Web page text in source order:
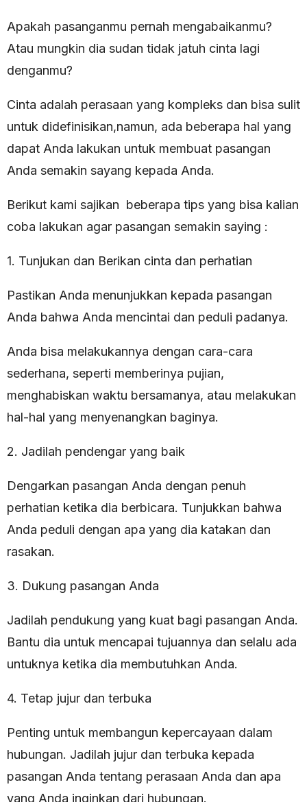
Apakah pasanganmu pernah mengabaikanmu?
Atau mungkin dia sudan tidak jatuh cinta lagi
denganmu?
Cinta adalah perasaan yang kompleks dan bisa sulit
untuk didefinisikan,namun, ada beberapa hal yang
dapat Anda lakukan untuk membuat pasangan
Anda semakin sayang kepada Anda.
Berikut kami sajikan beberapa tips yang bisa kalian
coba lakukan agar pasangan semakin saying :
1. Tunjukan dan Berikan cinta dan perhatian
Pastikan Anda menunjukkan kepada pasangan
Anda bahwa Anda mencintai dan peduli padanya.
Anda bisa melakukannya dengan cara-cara
sederhana, seperti memberinya pujian,
menghabiskan waktu bersamanya, atau melakukan
hal-hal yang menyenangkan baginya.
2. Jadilah pendengar yang baik
Dengarkan pasangan Anda dengan penuh
perhatian ketika dia berbicara. Tunjukkan bahwa
Anda peduli dengan apa yang dia katakan dan
rasakan.
3. Dukung pasangan Anda
Jadilah pendukung yang kuat bagi pasangan Anda.
Bantu dia untuk mencapai tujuannya dan selalu ada
untuknya ketika dia membutuhkan Anda.
4. Tetap jujur dan terbuka
Penting untuk membangun kepercayaan dalam
hubungan. Jadilah jujur dan terbuka kepada
pasangan Anda tentang perasaan Anda dan apa
yang Anda inginkan dari hubungan.